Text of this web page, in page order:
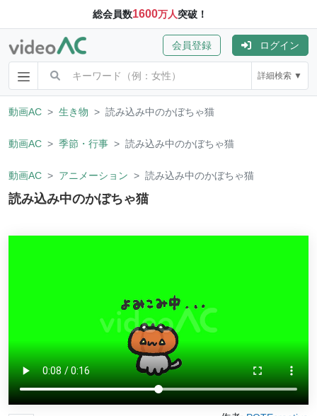
総会員数1600万人突破！
会員登録 ログイン
詳細検索 ▼
動画AC 生き物 読み込み中のかぼちゃ猫
動画AC 季節・行事 読み込み中のかぼちゃ猫
動画AC アニメーション 読み込み中のかぼちゃ猫
読み込み中のかぼちゃ猫